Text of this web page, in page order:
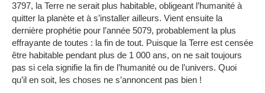
3797, la Terre ne serait plus habitable, obligeant l’humanité à
quitter la planète et à s’installer ailleurs. Vient ensuite la
dernière prophétie pour l’année 5079, probablement la plus
effrayante de toutes : la fin de tout. Puisque la Terre est censée
être habitable pendant plus de 1 000 ans, on ne sait toujours
pas si cela signifie la fin de l’humanité ou de l’univers. Quoi
qu’il en soit, les choses ne s’annoncent pas bien !